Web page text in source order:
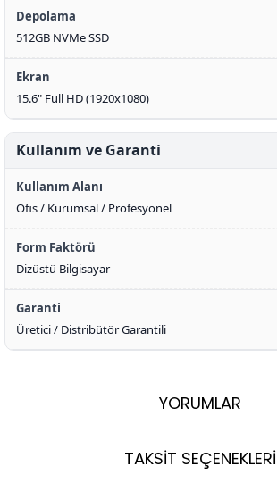
Depolama
512GB NVMe SSD
Ekran
15.6" Full HD (1920x1080)
Kullanım ve Garanti
Kullanım Alanı
Ofis / Kurumsal / Profesyonel
Form Faktörü
Dizüstü Bilgisayar
Garanti
Üretici / Distribütör Garantili
YORUMLAR
TAKSİT SEÇENEKLERİ